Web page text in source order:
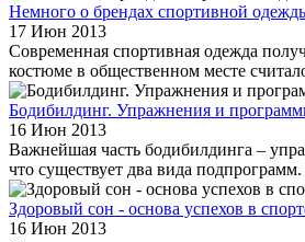
Немного о брендах спортивной
17 Июн 2013
Современная спортивная одежда
костюме в общественном месте
Бодибилдинг. Упражнения и
16 Июн 2013
Важнейшая часть бодибилдинга –
что существует два вида
Здоровый сон - основа успехов в
16 Июн 2013